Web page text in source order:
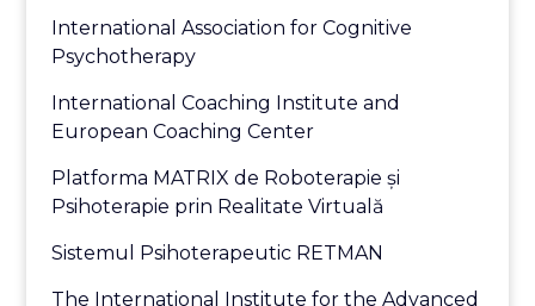
International Association for Cognitive
Psychotherapy
International Coaching Institute and
European Coaching Center
Platforma MATRIX de Roboterapie și
Psihoterapie prin Realitate Virtuală
Sistemul Psihoterapeutic RETMAN
The International Institute for the Advanced